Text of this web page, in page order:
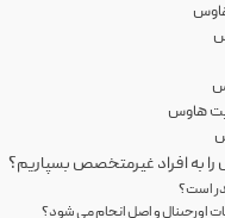
هاوس
به افراد غیرمتخصص بسپاریم؟
است؟
اورجینال و اصل انجام می شود؟